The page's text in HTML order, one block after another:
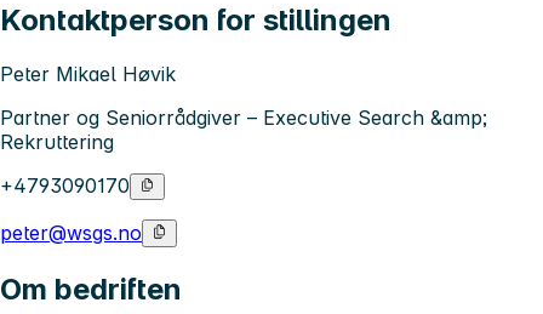
Kontaktperson for stillingen
Peter Mikael Høvik
Partner og Seniorrådgiver – Executive Search &amp;
Rekruttering
+4793090170
peter@wsgs.no
Om bedriften